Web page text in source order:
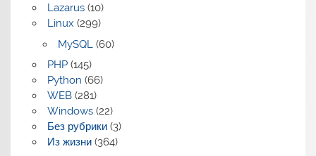
Lazarus(10)
Linux (299)
MySQL(60)
PHP(145)
Python (66)
WEB(281)
Windows(22)
Без рубрики(3)
Из жизни(364)